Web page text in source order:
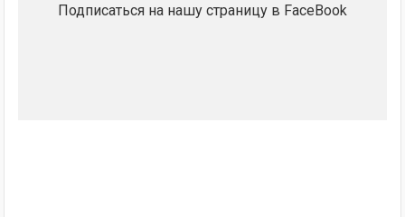
Подписаться на нашу страницу в FaceBook